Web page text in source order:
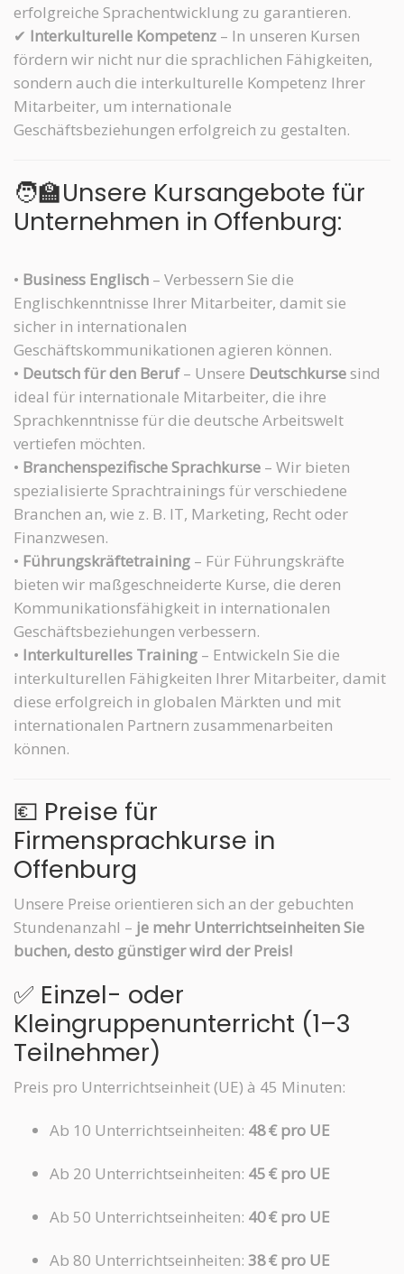
erfolgreiche Sprachentwicklung zu garantieren.
✔ Interkulturelle Kompetenz – In unseren Kursen
fördern wir nicht nur die sprachlichen Fähigkeiten,
sondern auch die interkulturelle Kompetenz Ihrer
Mitarbeiter, um internationale
Geschäftsbeziehungen erfolgreich zu gestalten.
🧑‍🏫Unsere Kursangebote für
Unternehmen in Offenburg:
• Business Englisch – Verbessern Sie die
Englischkenntnisse Ihrer Mitarbeiter, damit sie
sicher in internationalen
Geschäftskommunikationen agieren können.
• Deutsch für den Beruf– Unsere Deutschkursesind
ideal für internationale Mitarbeiter, die ihre
Sprachkenntnisse für die deutsche Arbeitswelt
vertiefen möchten.
• Branchenspezifische Sprachkurse – Wir bieten
spezialisierte Sprachtrainings für verschiedene
Branchen an, wie z. B. IT, Marketing, Recht oder
Finanzwesen.
• Führungskräftetraining – Für Führungskräfte
bieten wir maßgeschneiderte Kurse, die deren
Kommunikationsfähigkeit in internationalen
Geschäftsbeziehungen verbessern.
• Interkulturelles Training – Entwickeln Sie die
interkulturellen Fähigkeiten Ihrer Mitarbeiter, damit
diese erfolgreich in globalen Märkten und mit
internationalen Partnern zusammenarbeiten
können.
💶 Preise für
Firmensprachkurse in
Offenburg
Unsere Preise orientieren sich an der gebuchten
Stundenanzahl – je mehr Unterrichtseinheiten Sie
buchen, desto günstiger wird der Preis!
✅ Einzel- oder
Kleingruppenunterricht (1–3
Teilnehmer)
Preis pro Unterrichtseinheit (UE) à 45 Minuten:
Ab 10 Unterrichtseinheiten: 48 € pro UE
Ab 20 Unterrichtseinheiten: 45 € pro UE
Ab 50 Unterrichtseinheiten: 40 € pro UE
Ab 80 Unterrichtseinheiten: 38 € pro UE